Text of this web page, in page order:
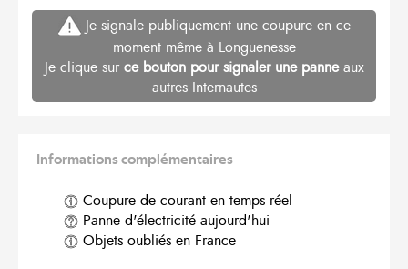
Je signale publiquement une coupure en ce
moment même à Longuenesse
Je clique sur ce bouton pour signaler une panneaux
autres Internautes
Informations complémentaires
Coupure de courant en temps réel
Panne d'électricité aujourd'hui
Objets oubliés en France